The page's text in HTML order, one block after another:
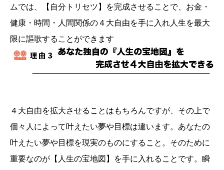
ムでは、【自分トリセツ】を完成させることで、お金・
健康・時間・人間関係の４大自由を手に入れ人生を最大
限に謳歌することができます
４大自由を拡大させることはもちろんですが、その上で
個々人によって叶えたい夢や目標は違います。あなたの
叶えたい夢や目標を現実のものにすること。そのために
重要なのが【人生の宝地図】を手に入れることです。瞬